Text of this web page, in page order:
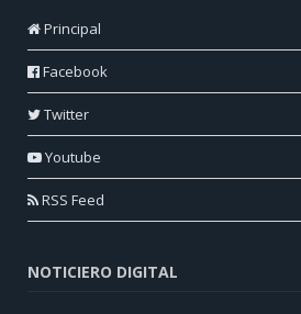
Principal
Facebook
Twitter
Youtube
RSS Feed
NOTICIERO DIGITAL